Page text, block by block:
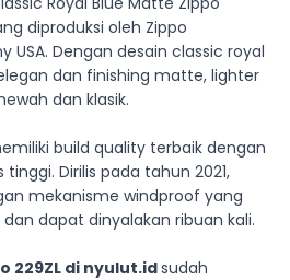
diproduksi oleh Zippo
Dengan desain classic royal
dan finishing matte, lighter
dan klasik.
build quality terbaik dengan
Dirilis pada tahun 2021,
mekanisme windproof yang
dapat dinyalakan ribuan kali.
229ZL di nyulut.idsudah